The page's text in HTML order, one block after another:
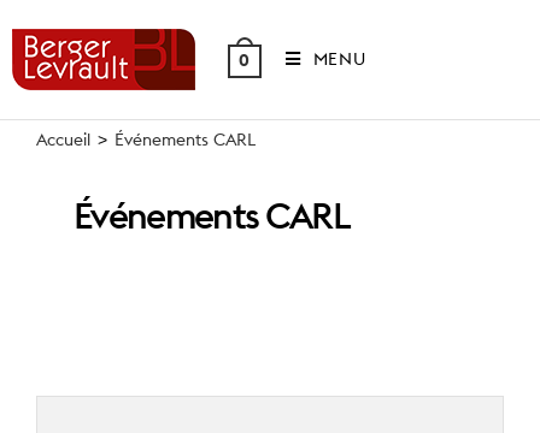
content
0 MENU
Accueil > Événements CARL
Événements CARL